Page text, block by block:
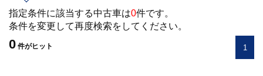
指定条件に該当する中古車は0件です。
条件を変更して再度検索をしてください。
0 件がヒット 1